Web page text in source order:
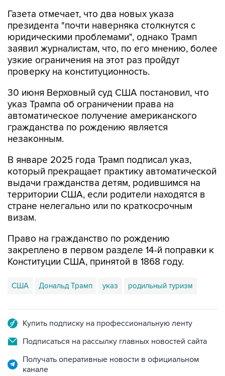
Газета отмечает, что два новых указа
президента "почти наверняка столкнутся с
юридическими проблемами", однако Трамп
заявил журналистам, что, по его мнению, более
узкие ограничения на этот раз пройдут
проверку на конституционность.
30 июня Верховный суд США постановил, что
указ Трампа об ограничении права на
автоматическое получение американского
гражданства по рождению является
незаконным.
В январе 2025 года Трамп подписал указ,
который прекращает практику автоматической
выдачи гражданства детям, родившимся на
территории США, если родители находятся в
стране нелегально или по краткосрочным
визам.
Право на гражданство по рождению
закреплено в первом разделе 14-й поправки к
Конституции США, принятой в 1868 году.
США Дональд Трамп указ родильный туризм
Купить подписку на профессиональную ленту
Подписаться на рассылку главных новостей сайта
Получать оперативные новости в официальном
канале